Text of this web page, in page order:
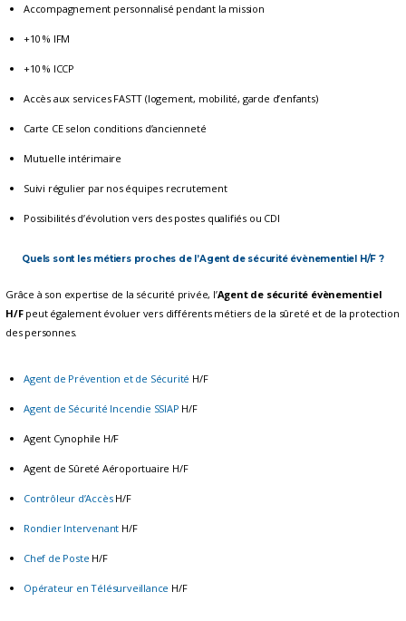
Accompagnement personnalisé pendant la mission
+10 % IFM
+10 % ICCP
Accès aux services FASTT (logement, mobilité, garde d’enfants)
Carte CE selon conditions d’ancienneté
Mutuelle intérimaire
Suivi régulier par nos équipes recrutement
Possibilités d’évolution vers des postes qualifiés ou CDI
Quels sont les métiers proches de l’Agent de sécurité évènementiel H/F ?
Grâce à son expertise de la sécurité privée, l’Agent de sécurité évènementiel
H/Fpeut également évoluer vers différents métiers de la sûreté et de la protection
des personnes.
Agent de Prévention et de Sécurité H/F
Agent de Sécurité Incendie SSIAP H/F
Agent Cynophile H/F
Agent de Sûreté Aéroportuaire H/F
Contrôleur d’AccèsH/F
Rondier Intervenant H/F
Chef de Poste H/F
Opérateur en Télésurveillance H/F